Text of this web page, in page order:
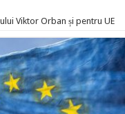
Viktor Orban și pentru UE